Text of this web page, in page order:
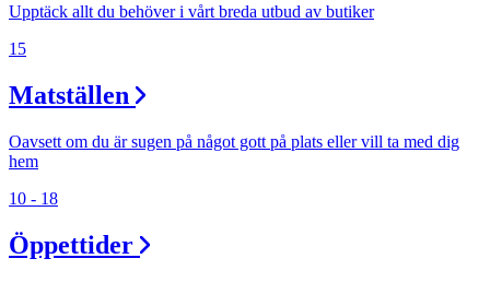
Upptäck allt du behöver i vårt breda utbud av butiker
15
Matställen
Oavsett om du är sugen på något gott på plats eller vill ta med dig
hem
10 - 18
Öppettider